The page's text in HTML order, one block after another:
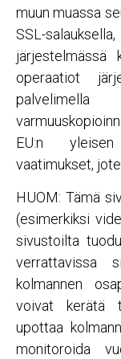
muun muassa
SSL-
järjestelmässä
operaatiot
EU:n yleisen
vaatimukset,
HUOM: Tämä
(esimerkiksi
sivustoilta
verrattavissa
kolmannen
voivat kerätä
upottaa
monitoroida